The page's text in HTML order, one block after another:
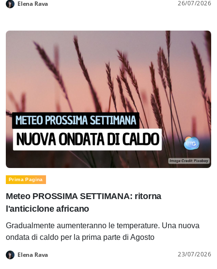
Elena Rava 26/07/2026
Prima Pagina
Meteo PROSSIMA SETTIMANA: ritorna
l'anticiclone africano
Gradualmente aumenteranno le temperature. Una nuova
ondata di caldo per la prima parte di Agosto
Elena Rava 23/07/2026